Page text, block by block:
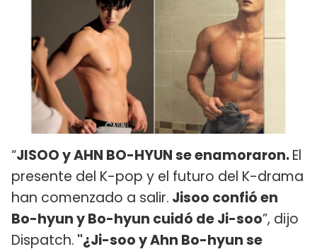
“JISOO y AHN BO-HYUN se enamoraron.El
presente del K-pop y el futuro del K-drama
han comenzado a salir. Jisoo confió en
Bo-hyun y Bo-hyun cuidó de Ji-soo”, dijo
Dispatch. "¿Ji-soo y Ahn Bo-hyun se